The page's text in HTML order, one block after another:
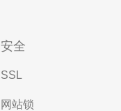
安全
SSL
网站锁